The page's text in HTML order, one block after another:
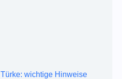
wichtige Hinweise